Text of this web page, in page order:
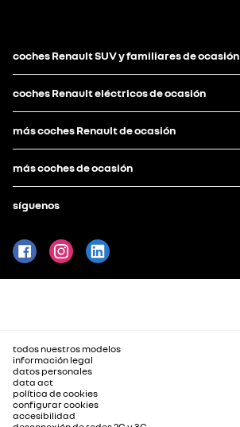
coches Renault SUV y familiares de ocasión
coches Renault eléctricos de ocasión
más coches Renault de ocasión
más coches de ocasión
síguenos
todos nuestros modelos
información legal
datos personales
data act
política de cookies
configurar cookies
accesibilidad